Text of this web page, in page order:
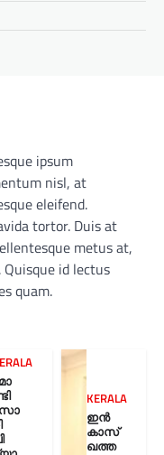
ipsum
nisl, at
eleifend.
tortor. Duis at
metus at,
id lectus
quam.
KERALA
ഇൻ
കാസ്
ഖത്ത